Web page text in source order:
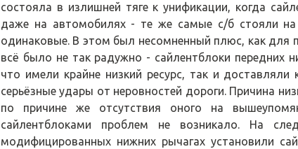
состояла в излишней тяге к унификации, когда
даже на автомобилях - те же самые с/б стояли
одинаковые. В этом был несомненный плюс, как для
всё было не так радужно - сайлентблоки передних
что имели крайне низкий ресурс, так и
серьёзные удары от неровностей дороги. Причина
по причине же отсутствия оного на
сайлентблоками проблем не возникало. На
модифицированных нижних рычагах установили